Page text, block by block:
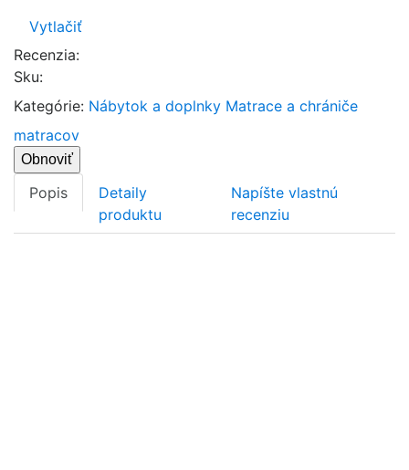
Vytlačiť
Recenzia:
Sku:
Kategórie: Nábytok a doplnky Matrace a chrániče
matracov
Popis
Detaily
produktu
Napíšte vlastnú
recenziu